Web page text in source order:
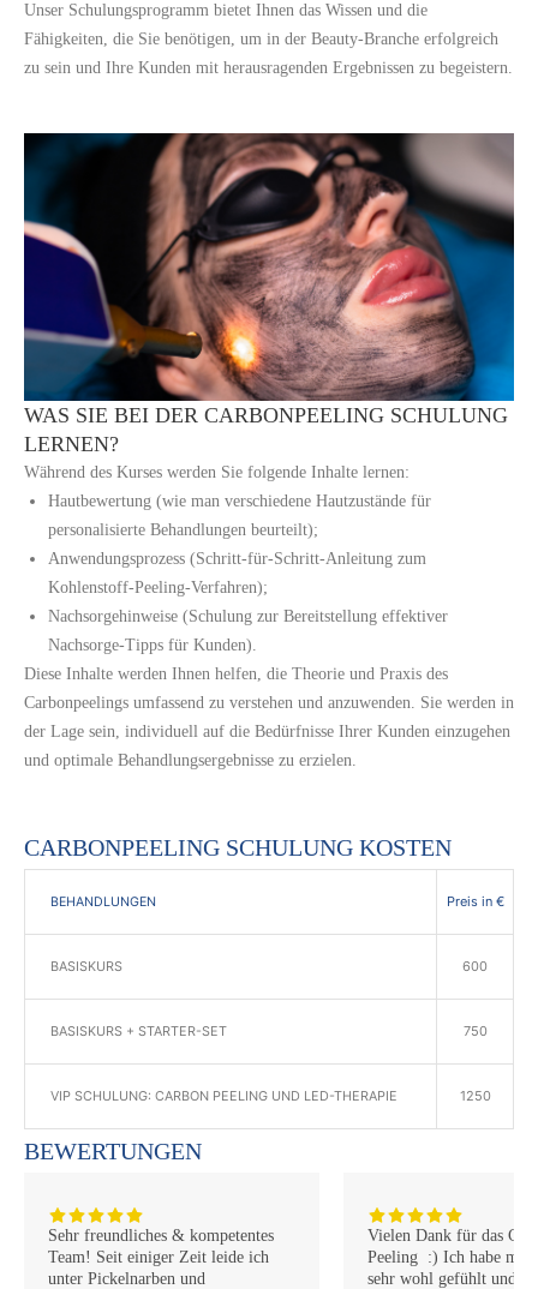
Unser Schulungsprogramm bietet Ihnen das Wissen und die
Fähigkeiten, die Sie benötigen, um in der Beauty-Branche erfolgreich
zu sein und Ihre Kunden mit herausragenden Ergebnissen zu begeistern.
WAS SIE BEI DER CARBONPEELING SCHULUNG
LERNEN?
Während des Kurses werden Sie folgende Inhalte lernen:
Hautbewertung (wie man verschiedene Hautzustände für
personalisierte Behandlungen beurteilt);
Anwendungsprozess (Schritt-für-Schritt-Anleitung zum
Kohlenstoff-Peeling-Verfahren);
Nachsorgehinweise (Schulung zur Bereitstellung effektiver
Nachsorge-Tipps für Kunden).
Diese Inhalte werden Ihnen helfen, die Theorie und Praxis des
Carbonpeelings umfassend zu verstehen und anzuwenden. Sie werden in
der Lage sein, individuell auf die Bedürfnisse Ihrer Kunden einzugehen
und optimale Behandlungsergebnisse zu erzielen.
CARBONPEELING SCHULUNG KOSTEN
BEHANDLUNGEN Preis in €
BASISKURS 600
BASISKURS + STARTER-SET 750
VIP SCHULUNG: CARBON PEELING UND LED-THERAPIE 1250
BEWERTUNGEN
Sehr freundliches & kompetentes
Team! Seit einiger Zeit leide ich
unter Pickelnarben und
Vielen Dank für das
Peeling :) Ich habe
sehr wohl gefühlt und